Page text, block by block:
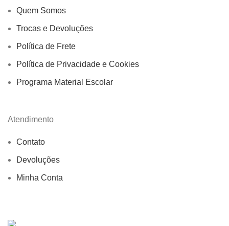
Quem Somos
Trocas e Devoluções
Política de Frete
Política de Privacidade e Cookies
Programa Material Escolar
Atendimento
Contato
Devoluções
Minha Conta